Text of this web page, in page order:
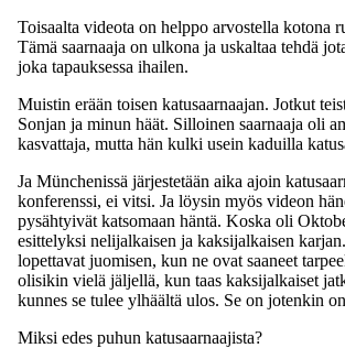
Toisaalta videota on helppo arvostella kotona
Tämä saarnaaja on ulkona ja uskaltaa tehdä
joka tapauksessa ihailen.
Muistin erään toisen katusaarnaajan. Jotkut
Sonjan ja minun häät. Silloinen saarnaaja oli
kasvattaja, mutta hän kulki usein kaduilla
Ja Münchenissä järjestetään aika ajoin
konferenssi, ei vitsi. Ja löysin myös videon
pysähtyivät katsomaan häntä. Koska oli
esittelyksi nelijalkaisen ja kaksijalkaisen
lopettavat juomisen, kun ne ovat saaneet
olisikin vielä jäljellä, kun taas kaksijalkaiset
kunnes se tulee ylhäältä ulos. Se on jotenkin
Miksi edes puhun katusaarnaajista?